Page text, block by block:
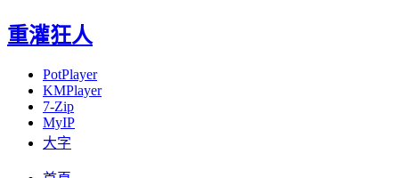
重灌狂人
PotPlayer
KMPlayer
7-Zip
MyIP
大字